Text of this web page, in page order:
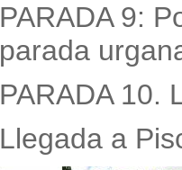
PARADA 9:
parada
PARADA 10.
Llegada a